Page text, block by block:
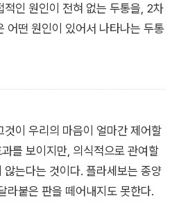
인 원인이 전혀 없는 두통을, 2차
어떤 원인이 있어서 나타나는 두통
이 우리의 마음이 얼마간 제어할
를 보이지만, 의식적으로 관여할
는다는 것이다. 플라세보는 종양
라붙은 판을 떼어내지도 못한다.